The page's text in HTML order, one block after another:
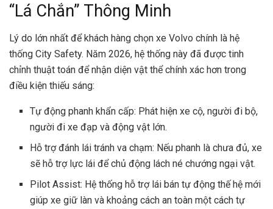
“Lá Chắn” Thông Minh
Lý do lớn nhất để khách hàng chọn xe Volvo chính là hệ
thống City Safety. Năm 2026, hệ thống này đã được tinh
chỉnh thuật toán để nhận diện vật thể chính xác hơn trong
điều kiện thiếu sáng:
Tự động phanh khẩn cấp: Phát hiện xe cộ, người đi bộ,
người đi xe đạp và động vật lớn.
Hỗ trợ đánh lái tránh va chạm: Nếu phanh là chưa đủ, xe
sẽ hỗ trợ lực lái để chủ động lách né chướng ngại vật.
Pilot Assist: Hệ thống hỗ trợ lái bán tự động thế hệ mới
giúp xe giữ làn và khoảng cách an toàn một cách tự